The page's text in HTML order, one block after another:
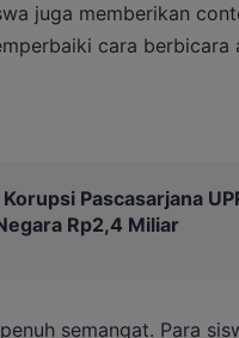
juga memberikan
cara berbicara
Pascasarjana
Rp2,4 Miliar
semangat. Para